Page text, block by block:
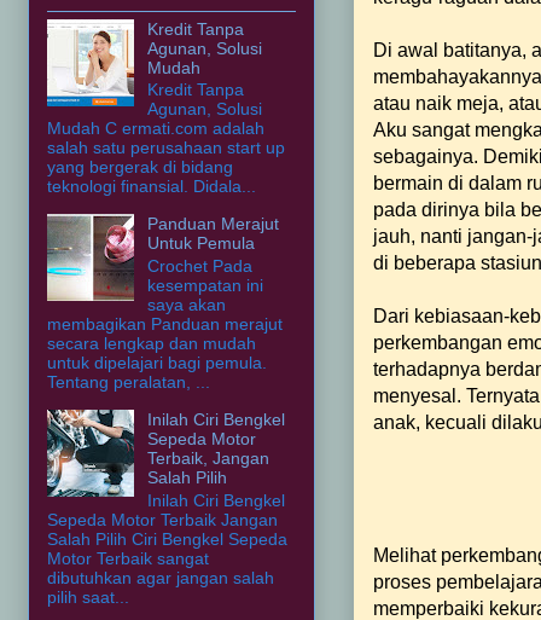
Di awal batitanya,
atau naik meja,
Aku sangat
sebagainya.
bermain di dalam
pada dirinya bila
jauh, nanti jangan-
di beberapa
Dari kebiasaan-
perkembangan
terhadapnya
menyesal.
anak, kecuali
Melihat
proses
memperbaiki
Kredit Tanpa
Agunan, Solusi
Mudah
Kredit Tanpa
Agunan, Solusi
Mudah C ermati.com adalah
salah satu perusahaan start up
yang bergerak di bidang
teknologi finansial. Didala...
Panduan Merajut
Untuk Pemula
Crochet Pada
kesempatan ini
saya akan
membagikan Panduan merajut
secara lengkap dan mudah
untuk dipelajari bagi pemula.
Tentang peralatan, ...
Inilah Ciri Bengkel
Sepeda Motor
Terbaik, Jangan
Salah Pilih
Inilah Ciri Bengkel
Sepeda Motor Terbaik Jangan
Salah Pilih Ciri Bengkel Sepeda
Motor Terbaik sangat
dibutuhkan agar jangan salah
pilih saat...